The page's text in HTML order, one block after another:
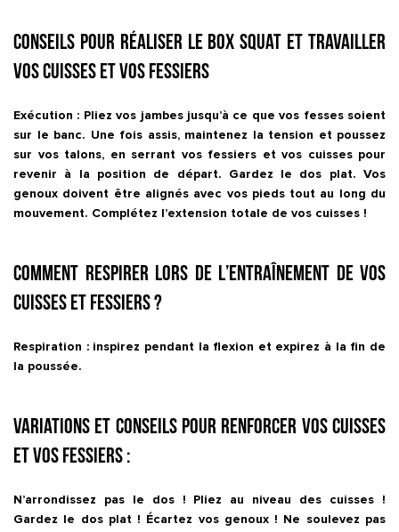
Conseils pour réaliser le Box Squat et travailler
vos cuisses et vos fessiers
Exécution : Pliez vos jambes jusqu’à ce que vos fesses soient
sur le banc. Une fois assis, maintenez la tension et poussez
sur vos talons, en serrant vos fessiers et vos cuisses pour
revenir à la position de départ. Gardez le dos plat. Vos
genoux doivent être alignés avec vos pieds tout au long du
mouvement. Complétez l’extension totale de vos cuisses !
Comment respirer lors de l’entraînement de vos
cuisses et fessiers ?
Respiration : inspirez pendant la flexion et expirez à la fin de
la poussée.
Variations et conseils pour renforcer vos cuisses
et vos fessiers :
N’arrondissez pas le dos ! Pliez au niveau des cuisses !
Gardez le dos plat ! Écartez vos genoux ! Ne soulevez pas